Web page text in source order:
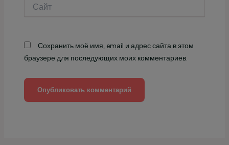
Сохранить моё имя, email и адрес сайта в этом
браузере для последующих моих комментариев.